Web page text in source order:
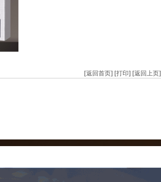
[返回首页] [打印] [返回上页]